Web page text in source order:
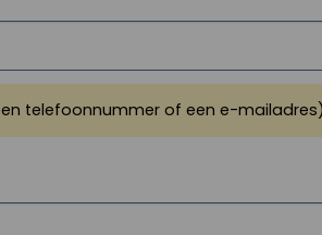
telefoonnummer of een e-